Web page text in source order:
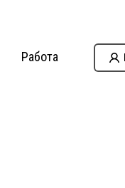
Работа